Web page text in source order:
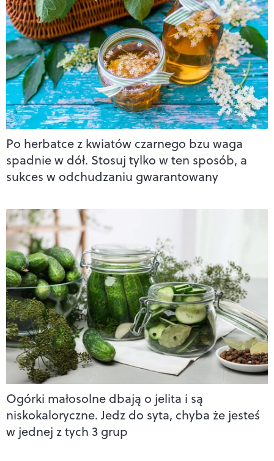
Po herbatce z kwiatów czarnego bzu waga
spadnie w dół. Stosuj tylko w ten sposób, a
sukces w odchudzaniu gwarantowany
Ogórki małosolne dbają o jelita i są
niskokaloryczne. Jedz do syta, chyba że jesteś
w jednej z tych 3 grup